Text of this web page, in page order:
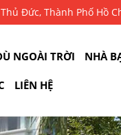
Đức, Thành Phố Hồ
NGOÀI TRỜI NHÀ
LIÊN HỆ